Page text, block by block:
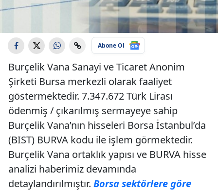
Abone Ol
Burçelik Vana Sanayi ve Ticaret Anonim
Şirketi Bursa merkezli olarak faaliyet
göstermektedir. 7.347.672 Türk Lirası
ödenmiş / çıkarılmış sermayeye sahip
Burçelik Vana’nın hisseleri Borsa İstanbul’da
(BIST) BURVA kodu ile işlem görmektedir.
Burçelik Vana ortaklık yapısı ve BURVA hisse
analizi haberimiz devamında
detaylandırılmıştır. Borsa sektörlere göre